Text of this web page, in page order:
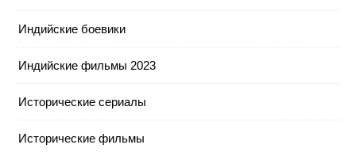
Индийские боевики
Индийские фильмы 2023
Исторические сериалы
Исторические фильмы